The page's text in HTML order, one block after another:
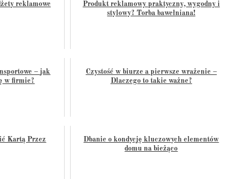
reklamowe
Produkt reklamowy praktyczny, wygodny i
stylowy? Torba bawełniana!
– jak
w firmie?
Czystość w biurze a pierwsze wrażenie –
Dlaczego to takie ważne?
Kartą Przez
Dbanie o kondycję kluczowych elementów
domu na bieżąco